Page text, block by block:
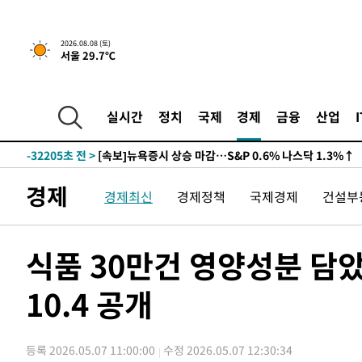
2026.08.08 (토)
서울 29.7℃
실시간 정치 국제 경제 금융 산업
-32205초 전 > [속보]뉴욕증시 상승 마감…S&P 0.6% 나스닥 1.3%↑
경제 경제최신 경제정책 국제경제 건설
식품 30만건 영양성분 담
10.4 공개
등록 2026.05.07 11:00:00 수정 2026.05.07 12:30:34